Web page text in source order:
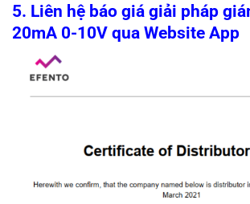
5. Liên hệ báo giá giải pháp
20mA 0-10V qua Website App